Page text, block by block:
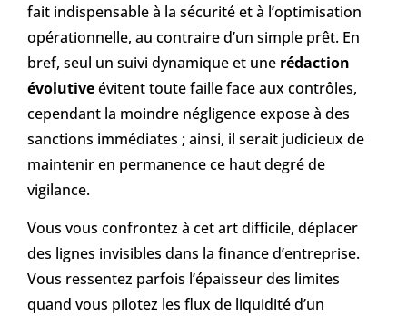
fait indispensable à la sécurité et à l’optimisation
opérationnelle, au contraire d’un simple prêt. En
bref, seul un suivi dynamique et une rédaction
évolutiveévitent toute faille face aux contrôles,
cependant la moindre négligence expose à des
sanctions immédiates ; ainsi, il serait judicieux de
maintenir en permanence ce haut degré de
vigilance.
Vous vous confrontez à cet art difficile, déplacer
des lignes invisibles dans la finance d’entreprise.
Vous ressentez parfois l’épaisseur des limites
quand vous pilotez les flux de liquidité d’un